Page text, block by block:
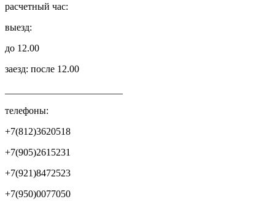
расчетный час:
выезд:
до 12.00
заезд: после 12.00
телефоны:
+7(812)3620518
+7(905)2615231
+7(921)8472523
+7(950)0077050